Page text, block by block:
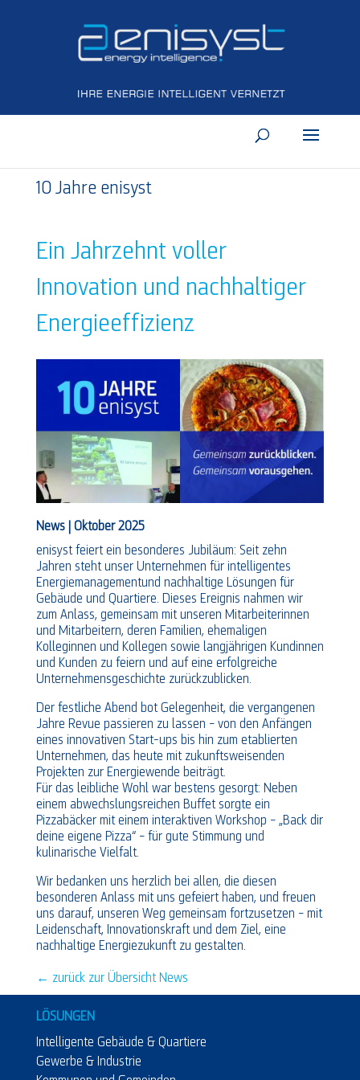
10 Jahre enisyst
Ein Jahrzehnt voller
Innovation und nachhaltiger
Energieeffizienz
News | Oktober 2025
enisyst feiert ein besonderes Jubiläum: Seit zehn
Jahren steht unser Unternehmen für intelligentes
Energiemanagementund nachhaltige Lösungen für
Gebäude und Quartiere. Dieses Ereignis nahmen wir
zum Anlass, gemeinsam mit unseren Mitarbeiterinnen
und Mitarbeitern, deren Familien, ehemaligen
Kolleginnen und Kollegen sowie langjährigen Kundinnen
und Kunden zu feiern und auf eine erfolgreiche
Unternehmensgeschichte zurückzublicken.
Der festliche Abend bot Gelegenheit, die vergangenen
Jahre Revue passieren zu lassen – von den Anfängen
eines innovativen Start-ups bis hin zum etablierten
Unternehmen, das heute mit zukunftsweisenden
Projekten zur Energiewende beiträgt.
Für das leibliche Wohl war bestens gesorgt: Neben
einem abwechslungsreichen Buffet sorgte ein
Pizzabäcker mit einem interaktiven Workshop – „Back dir
deine eigene Pizza“ – für gute Stimmung und
kulinarische Vielfalt.
Wir bedanken uns herzlich bei allen, die diesen
besonderen Anlass mit uns gefeiert haben, und freuen
uns darauf, unseren Weg gemeinsam fortzusetzen – mit
Leidenschaft, Innovationskraft und dem Ziel, eine
nachhaltige Energiezukunft zu gestalten.
← zurück zur Übersicht News
LÖSUNGEN
Intelligente Gebäude & Quartiere
Gewerbe & Industrie